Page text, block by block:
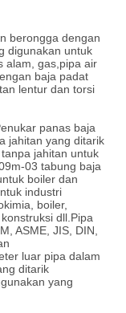
berongga dengan
digunakan untuk
alam, gas,pipa air
baja padat
lentur dan torsi
panas baja
jahitan yang ditarik
jahitan untuk
03 tabung baja
boiler dan
industri
boiler,
dll.Pipa
ASME, JIS, DIN,
luar pipa dalam
ditarik
yang